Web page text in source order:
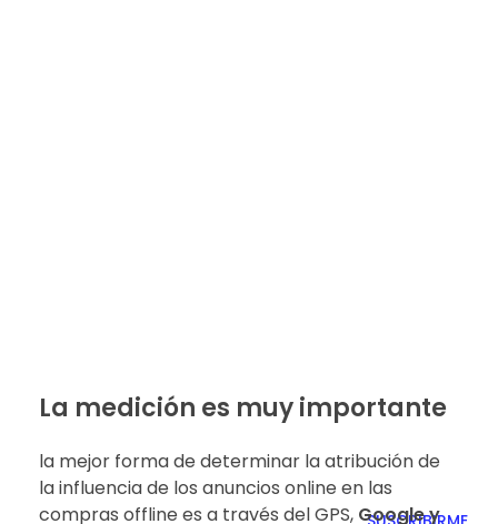
La medición es muy importante
la mejor forma de determinar la atribución de
la influencia de los anuncios online en las
compras offline es a través del GPS, Google y